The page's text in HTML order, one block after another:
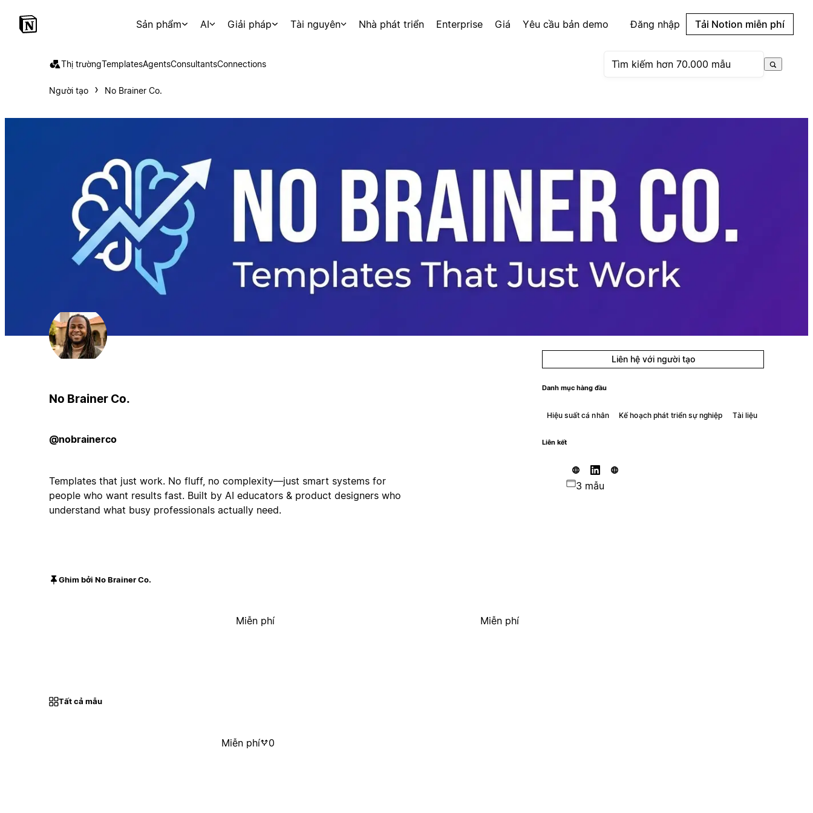
Sản phẩm AI Giải pháp Tài nguyên Nhà phát triển Enterprise Giá Yêu cầu bản demo Đăng nhập Tải Notion miễn phí
Thị trườngTemplatesAgentsConsultantsConnections
Người tạo No Brainer Co.
No Brainer Co.
@nobrainerco
Templates that just work. No fluff, no complexity—just smart systems for
people who want results fast. Built by AI educators & product designers who
understand what busy professionals actually need.
Liên hệ với người tạo
Danh mục hàng đầu
Hiệu suất cá nhân Kế hoạch phát triển sự nghiệp Tài liệu
Liên kết
3 mẫu
Ghim bởi No Brainer Co.
Miễn phí Miễn phí
Tất cả mẫu
Miễn phí 0